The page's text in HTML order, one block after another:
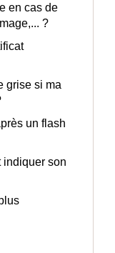
en cas de
?
grise si ma
un flash
indiquer son